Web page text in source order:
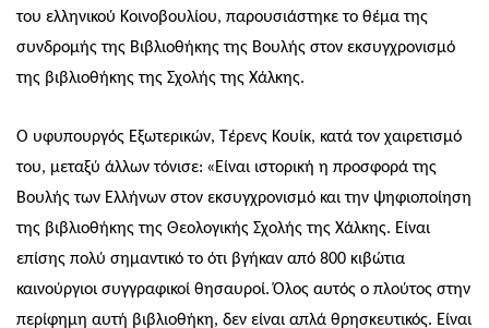
του ελληνικού Κοινοβουλίου, παρουσιάστηκε το θέμα της
συνδρομής της Βιβλιοθήκης της Βουλής στον εκσυγχρονισμό
της βιβλιοθήκης της Σχολής της Χάλκης.
Ο υφυπουργός Εξωτερικών, Τέρενς Κουίκ, κατά τον χαιρετισμό
του, μεταξύ άλλων τόνισε: «Είναι ιστορική η προσφορά της
Βουλής των Ελλήνων στον εκσυγχρονισμό και την ψηφιοποίηση
της βιβλιοθήκης της Θεολογικής Σχολής της Χάλκης. Είναι
επίσης πολύ σημαντικό το ότι βγήκαν από 800 κιβώτια
καινούργιοι συγγραφικοί θησαυροί. Όλος αυτός ο πλούτος στην
περίφημη αυτή βιβλιοθήκη, δεν είναι απλά θρησκευτικός. Είναι